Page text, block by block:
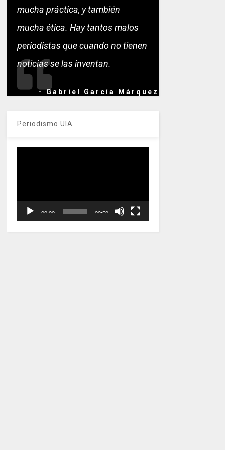
mucha práctica, y también
mucha ética. Hay tantos malos
periodistas que cuando no tienen
noticias se las inventan.
- Gabriel García Márquez
Periodismo UIA
00:00 00:59